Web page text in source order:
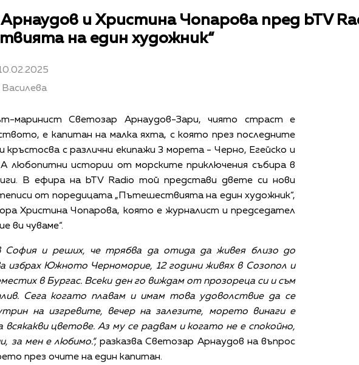
и Христина Чопарова пред bTV
на един художник“
маринист Светозар Арнаудов-Зари, чиято страст е
е капитан на малка яхта, с която през последните
кръстосва с различни екипажи 3 морета - Черно, Егейско и
А любопитни истории от морските приключения събира в
В ефира на bTV Radio той представи двете си нови
от поредицата „Пътешествията на един художник“,
Христина Чопарова, която е журналист и председател
ви чуваме“.
София и реших, че трябва да отида да живея близо до
избрах Южното Черноморие, 12 години живях в Созопол и
в Бургас. Всеки ден го виждам от прозореца си и съм
Сега когато плавам и имам това удоволствие да се
на изгревите, вечер на залезите, морето винаги е
всякакви цветове. Аз му се радвам и когато не е спокойно,
за мен е любимо.“,разказва Светозар Арнаудов на въпрос
през очите на един капитан.